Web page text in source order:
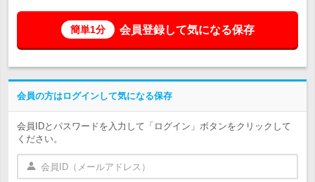
簡単1分 会員登録して気になる保存
会員の方はログインして気になる保存
会員IDとパスワードを入力して「ログイン」ボタンをクリックして
ください。